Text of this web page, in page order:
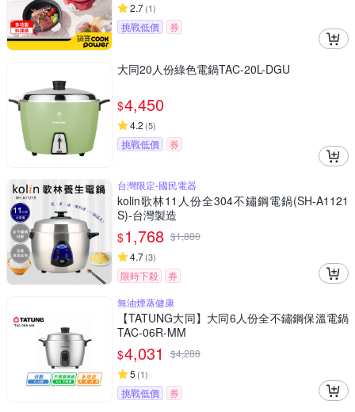
2.7(1)
挑戰低價 券
大同20人份綠色電鍋TAC-20L-DGU
$4,450
4.2 (5)
挑戰低價 券
台灣限定-國民電器
kolin歌林11人份全304不鏽鋼電鍋(SH-A1121
S)-台灣製造
$1,768 $1,880
4.7(3)
限時下殺
券
無油煙蒸健康
【TATUNG大同】大同6人份全不鏽鋼保溫電鍋
TAC-06R-MM
$4,031 $4,288
5 (1)
挑戰低價
券